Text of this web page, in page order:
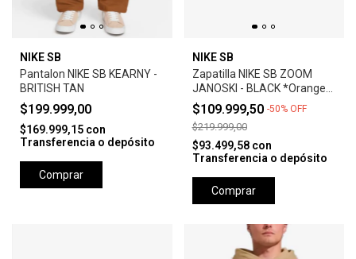
NIKE SB
Pantalon NIKE SB KEARNY -
BRITISH TAN
$199.999,00
$169.999,15 con
Transferencia o depósito
Comprar
NIKE SB
Zapatilla NIKE SB ZOOM
JANOSKI - BLACK *Orange
Label*
$109.999,50 -50% OFF
$219.999,00
$93.499,58 con
Transferencia o depósito
Comprar